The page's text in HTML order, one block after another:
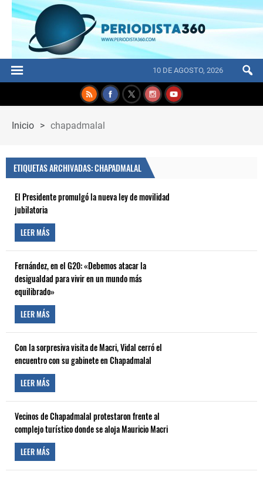
10 DE AGOSTO, 2026
Inicio > chapadmalal
ETIQUETAS ARCHIVADAS: CHAPADMALAL
El Presidente promulgó la nueva ley de movilidad
jubilatoria
LEER MÁS
Fernández, en el G20: «Debemos atacar la
desigualdad para vivir en un mundo más
equilibrado»
LEER MÁS
Con la sorpresiva visita de Macri, Vidal cerró el
encuentro con su gabinete en Chapadmalal
LEER MÁS
Vecinos de Chapadmalal protestaron frente al
complejo turístico donde se aloja Mauricio Macri
LEER MÁS